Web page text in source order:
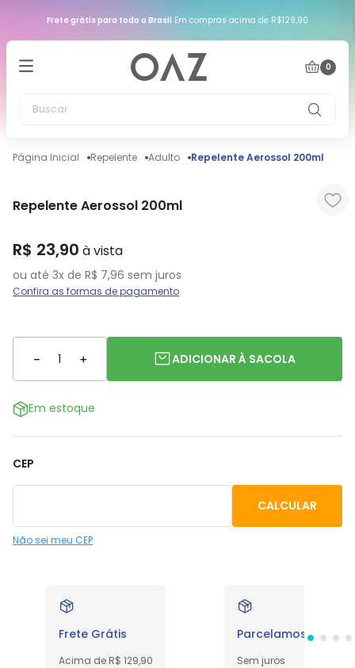
Frete grátis para todo o Brasil Em compras acima de R$129,90
0
Repelente Adulto Repelente Aerossol 200ml
Repelente Aerossol 200ml
R$ 23,90
ou até 3x de R$ 7,96 sem juros
Confira as formas de pagamento
＋
－ ADICIONAR À SACOLA
Em estoque
CEP
Não sei meu CEP
Frete Grátis
Acima de R$ 129,90
Parcelamos em até
Sem juros